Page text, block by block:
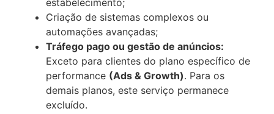
estabelecimento;
Criação de sistemas complexos ou
automações avançadas;
Tráfego pago ou gestão de anúncios:
Exceto para clientes do plano específico de
performance (Ads & Growth). Para os
demais planos, este serviço permanece
excluído.